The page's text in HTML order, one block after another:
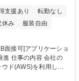
支援あり
転勤なし
休み 服装自由
の
ド(AWS)を利用し
検証、データ移行、